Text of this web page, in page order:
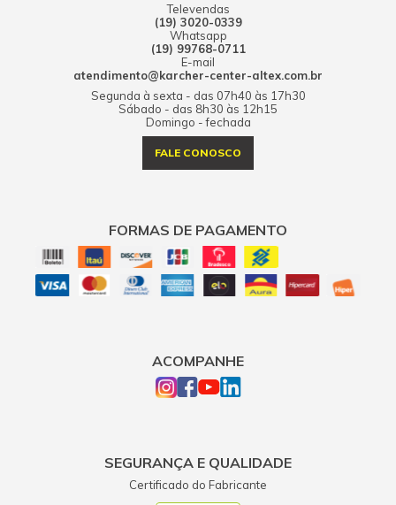
Televendas
(19) 3020-0339
Whatsapp
(19) 99768-0711
E-mail
atendimento@karcher-center-altex.com.br
Segunda à sexta - das 07h40 às 17h30
Sábado - das 8h30 às 12h15
Domingo - fechada
FALE CONOSCO
FORMAS DE PAGAMENTO
ACOMPANHE
SEGURANÇA E QUALIDADE
Certificado do Fabricante